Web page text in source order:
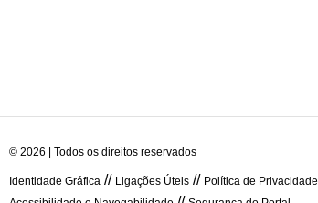
© 2026 | Todos os direitos reservados
Identidade Gráfica // Ligações Úteis // Política de Privacidade